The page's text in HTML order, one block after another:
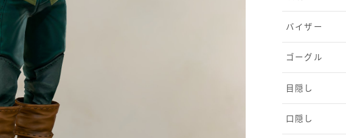
ノースリーブ
半袖
五分袖
七分袖
バイザー
ゴーグル
目隠し
口隠し